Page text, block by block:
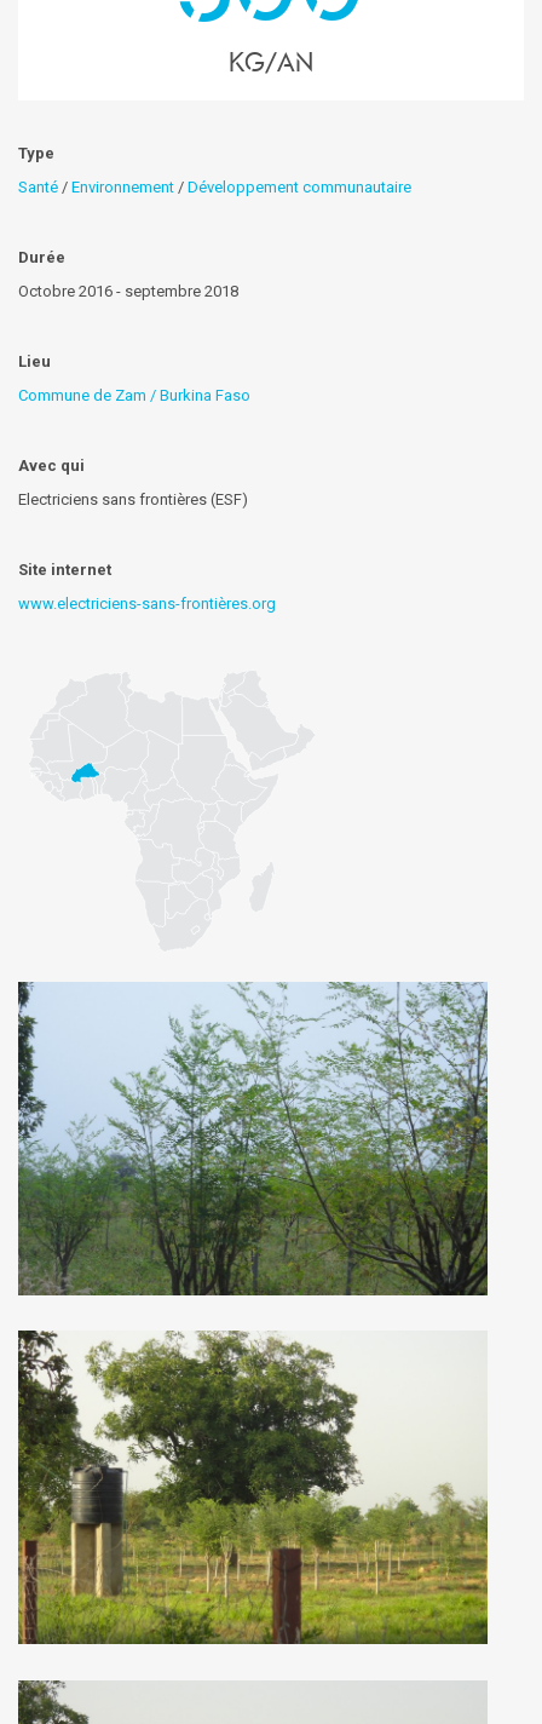
kg/an
Type
Santé / Environnement / Développement communautaire
Durée
Octobre 2016 - septembre 2018
Lieu
Commune de Zam / Burkina Faso
Avec qui
Electriciens sans frontières (ESF)
Site internet
www.electriciens-sans-frontières.org